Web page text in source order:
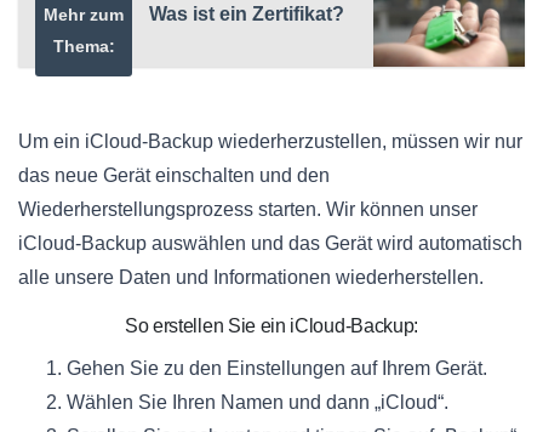
Mehr zum
Thema:
Was ist ein Zertifikat?
Um ein iCloud-Backup wiederherzustellen, müssen wir nur
das neue Gerät einschalten und den
Wiederherstellungsprozess starten. Wir können unser
iCloud-Backup auswählen und das Gerät wird automatisch
alle unsere Daten und Informationen wiederherstellen.
So erstellen Sie ein iCloud-Backup:
Gehen Sie zu den Einstellungen auf Ihrem Gerät.
Wählen Sie Ihren Namen und dann „iCloud“.